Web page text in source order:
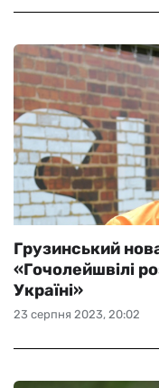
23 серпня 2023, 20:02
Грузинський
«Гочолейшвілі
Україні»